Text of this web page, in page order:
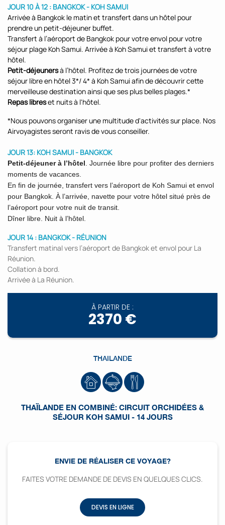
JOUR 10 À 12 : BANGKOK - KOH SAMUI
Arrivée à Bangkok le matin et transfert dans un hôtel pour
prendre un petit-déjeuner buffet.
Transfert à l’aéroport de Bangkok pour votre envol pour votre
séjour plage Koh Samui. Arrivée à Koh Samui et transfert à votre
hôtel.
Petit-déjeunersà l’hôtel. Profitez de trois journées de votre
séjour libre en hôtel 3*/ 4* à Koh Samui afin de découvrir cette
merveilleuse destination ainsi que ses plus belles plages.*
Repas libreset nuits à l'hôtel.
*Nous pouvons organiser une multitude d'activités sur place. Nos
Airvoyagistes seront ravis de vous conseiller.
JOUR 13: KOH SAMUI - BANGKOK
Petit-déjeuner à l’hôtel . Journée libre pour profiter des derniers
moments de vacances.
En fin de journée, transfert vers l’aéroport de Koh Samui et envol
pour Bangkok. À l’arrivée, navette pour votre hôtel situé près de
l’aéroport pour votre nuit de transit.
Dîner libre. Nuit à l’hôtel.
JOUR 14 : BANGKOK - RÉUNION
Transfert matinal vers l’aéroport de Bangkok et envol pour La
Réunion.
Collation à bord.
Arrivée à La Réunion.
À PARTIR DE :
2370 €
THAILANDE
THAÏLANDE EN COMBINÉ: CIRCUIT ORCHIDÉES &
SÉJOUR KOH SAMUI - 14 JOURS
ENVIE DE RÉALISER CE VOYAGE?
FAITES VOTRE DEMANDE DE DEVIS EN QUELQUES CLICS.
DEVIS EN LIGNE